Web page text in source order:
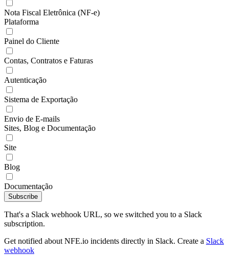
Nota Fiscal Eletrônica (NF-e)
Plataforma
Painel do Cliente
Contas, Contratos e Faturas
Autenticação
Sistema de Exportação
Envio de E-mails
Sites, Blog e Documentação
Site
Blog
Documentação
Subscribe
That's a Slack webhook URL, so we switched you to a Slack
subscription.
Get notified about NFE.io incidents directly in Slack. Create a Slack
webhook